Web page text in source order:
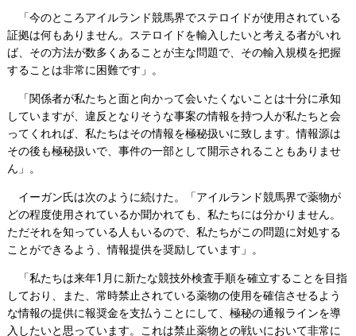
「今のところアイルランド競馬界でステロイドが使用されている
証拠は何もありません。ステロイドを輸入したいと考える者がいれ
ば、その方法が数多くあることが主な問題で、その輸入規模を把握
することは非常に困難です」。
「関係者が私たちと面と向かって会いたくないことは十分に承知
していますが、違反となりそうな事案の情報を持つ人が私たちと会
ってくれれば、私たちはその情報を極秘扱いに致します。情報源は
その後も極秘扱いで、事件の一部として開示されることもありませ
ん」。
イーガン氏は次のように続けた。「アイルランド競馬界で薬物が
どの程度使用されているか聞かれても、私たちには分かりません。
ただそれを知っている人もいるので、私たちがこの問題に対処する
ことができるよう、情報提供を奨励しています」。
「私たちは来年1月に新たな競技外検査手順を確立することを目指
しており、また、常時禁止されている薬物の使用を確信させるよう
な情報の提供に報奨金を支払うことにして、極秘の通報ラインを導
入したいと思っています。これは禁止薬物との戦いにおいて非常に